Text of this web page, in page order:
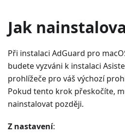
Jak
Při instalaci AdGuard pro
budete vyzváni k instalaci
prohlížeče pro váš výchozí
Pokud tento krok přeskočíte,
nainstalovat později.
Z nastavení: